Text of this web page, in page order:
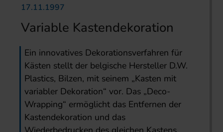
17.11.1997
Variable Kastendekoration
Ein innovatives Dekorationsverfahren für
Kästen stellt der belgische Hersteller D.W.
Plastics, Bilzen, mit seinem „Kasten mit
variabler Dekoration“ vor. Das „Deco-
Wrapping“ ermöglicht das Entfernen der
Kastendekoration und das